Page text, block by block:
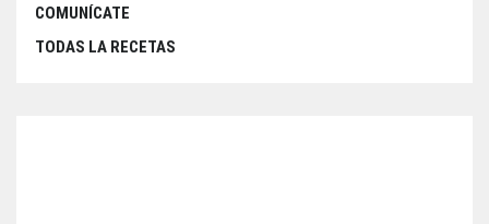
COMUNÍCATE
TODAS LA RECETAS